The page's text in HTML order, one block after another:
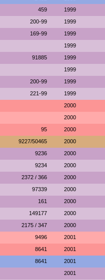
459 1999
200-99 1999
169-99 1999
1999
91885 1999
1999
200-99 1999
221-99 1999
2000
2000
95 2000
9227/50465 2000
9236 2000
9234 2000
2372 / 366 2000
97339 2000
161 2000
149177 2000
2175 / 347 2000
9496 2001
8641 2001
8641 2001
2001